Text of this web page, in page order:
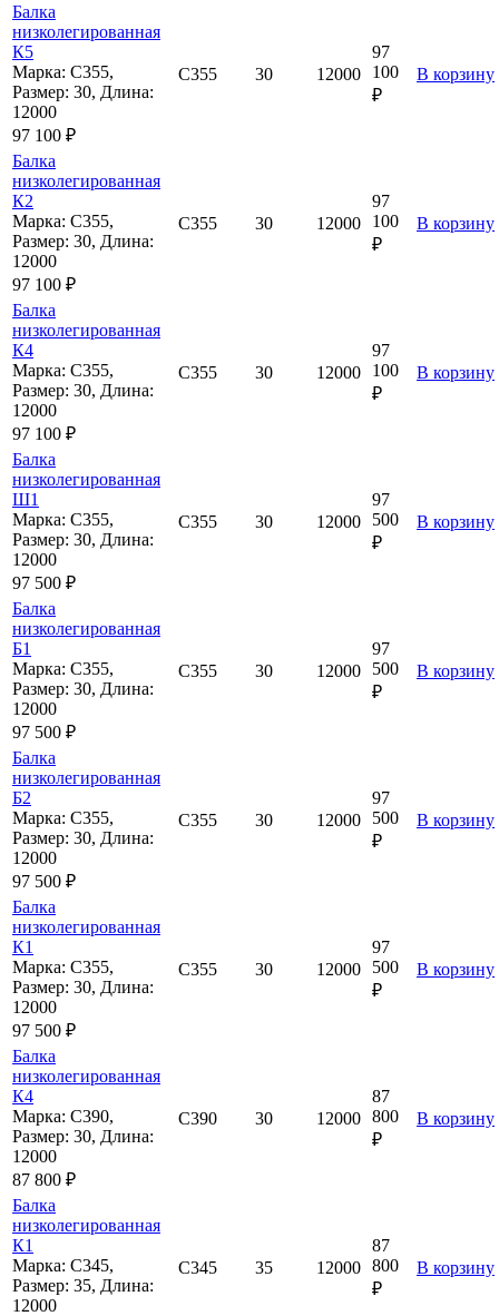
Балка
низколегированная
К5
Марка: С355,
Размер: 30, Длина:
12000
97 100 ₽
С355 30 12000
97
100
₽
В корзину
Балка
низколегированная
К2
Марка: С355,
Размер: 30, Длина:
12000
97 100 ₽
С355 30 12000
97
100
₽
В корзину
Балка
низколегированная
К4
Марка: С355,
Размер: 30, Длина:
12000
97 100 ₽
С355 30 12000
97
100
₽
В корзину
Балка
низколегированная
Ш1
Марка: С355,
Размер: 30, Длина:
12000
97 500 ₽
С355 30 12000
97
500
₽
В корзину
Балка
низколегированная
Б1
Марка: С355,
Размер: 30, Длина:
12000
97 500 ₽
С355 30 12000
97
500
₽
В корзину
Балка
низколегированная
Б2
Марка: С355,
Размер: 30, Длина:
12000
97 500 ₽
С355 30 12000
97
500
₽
В корзину
Балка
низколегированная
К1
Марка: С355,
Размер: 30, Длина:
12000
97 500 ₽
С355 30 12000
97
500
₽
В корзину
Балка
низколегированная
К4
Марка: С390,
Размер: 30, Длина:
12000
87 800 ₽
С390 30 12000
87
800
₽
В корзину
Балка
низколегированная
К1
Марка: С345,
Размер: 35, Длина:
12000
С345 35 12000
87
800
₽
В корзину